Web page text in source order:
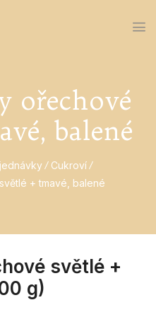
ořechové
balené
Cukroví
+ tmavé, balené
světlé +
g)